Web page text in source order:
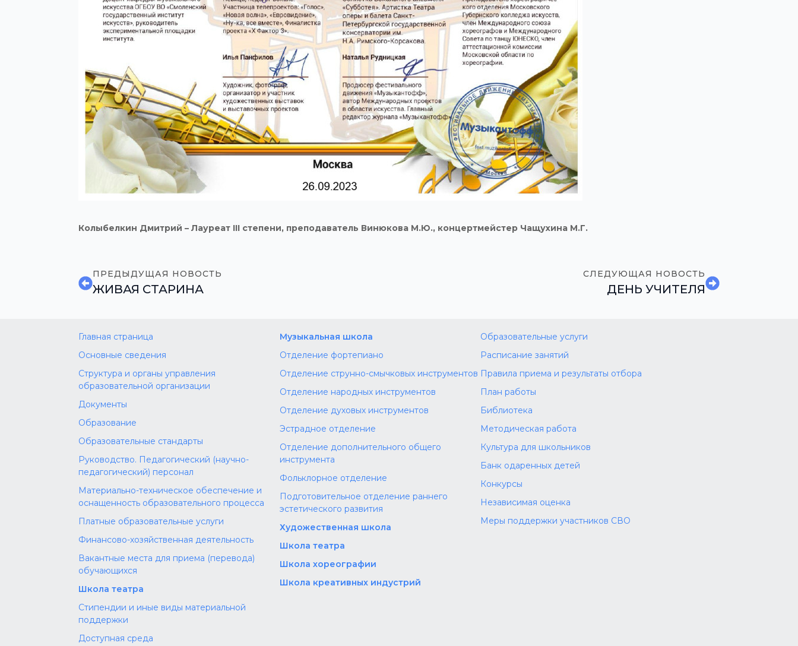
Колыбелкин Дмитрий – Лауреат III степени, преподаватель Винюкова М.Ю., концертмейстер Чащухина М.Г.
ПРЕДЫДУЩАЯ НОВОСТЬ
ЖИВАЯ СТАРИНА
СЛЕДУЮЩАЯ НОВОСТЬ
ДЕНЬ УЧИТЕЛЯ
Главная страница
Основные сведения
Структура и органы управления
образовательной организации
Документы
Образование
Образовательные стандарты
Руководство. Педагогический (научно-
педагогический) персонал
Материально-техническое обеспечение и
оснащенность образовательного процесса
Платные образовательные услуги
Финансово-хозяйственная деятельность
Вакантные места для приема (перевода)
обучающихся
Школа театра
Стипендии и иные виды материальной
поддержки
Доступная среда
Музыкальная школа
Отделение фортепиано
Отделение струнно-смычковых инструментов
Отделение народных инструментов
Отделение духовых инструментов
Эстрадное отделение
Отделение дополнительного общего
инструмента
Фольклорное отделение
Подготовительное отделение раннего
эстетического развития
Художественная школа
Школа‌‌‌‌ театра
Школа хореографии
Школа креативных индустрий
Образовательные услуги
Расписание занятий
Правила приема и результаты отбора
План работы
Библиотека
Методическая работа
Культура для школьников
Банк одаренных детей
Конкурсы
Независимая оценка
Меры поддержки участников СВО